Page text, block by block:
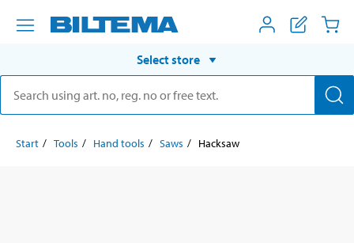
Select store
Start Tools Hand tools Saws Hacksaw